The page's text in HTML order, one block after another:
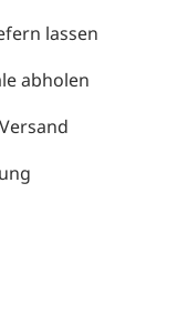
lassen
abholen